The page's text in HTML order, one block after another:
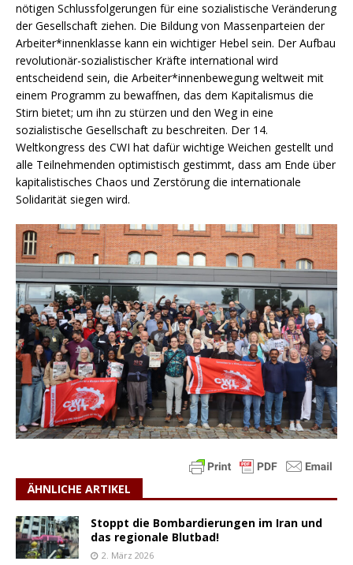
nötigen Schlussfolgerungen für eine sozialistische Veränderung
der Gesellschaft ziehen. Die Bildung von Massenparteien der
Arbeiter*innenklasse kann ein wichtiger Hebel sein. Der Aufbau
revolutionär-sozialistischer Kräfte international wird
entscheidend sein, die Arbeiter*innenbewegung weltweit mit
einem Programm zu bewaffnen, das dem Kapitalismus die
Stirn bietet; um ihn zu stürzen und den Weg in eine
sozialistische Gesellschaft zu beschreiten. Der 14.
Weltkongress des CWI hat dafür wichtige Weichen gestellt und
alle Teilnehmenden optimistisch gestimmt, dass am Ende über
kapitalistisches Chaos und Zerstörung die internationale
Solidarität siegen wird.
ÄHNLICHE ARTIKEL
Stoppt die Bombardierungen im Iran und
das regionale Blutbad!
2. März 2026